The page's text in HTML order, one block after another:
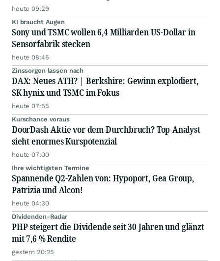
heute 09:29
KI braucht Augen
Sony und TSMC wollen 6,4 Milliarden US-Dollar in
Sensorfabrik stecken
heute 08:45
Zinssorgen lassen nach
DAX: Neues ATH? | Berkshire: Gewinn explodiert,
SK hynix und TSMC im Fokus
heute 07:55
Kurschance voraus
DoorDash-Aktie vor dem Durchbruch? Top-Analyst
sieht enormes Kurspotenzial
heute 07:00
Ihre wichtigsten Termine
Spannende Q2-Zahlen von: Hypoport, Gea Group,
Patrizia und Alcon!
heute 04:30
Dividenden-Radar
PHP steigert die Dividende seit 30 Jahren und glänzt
mit 7,6 % Rendite
gestern 20:25